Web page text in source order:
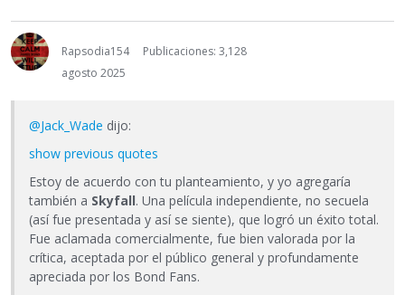
Rapsodia154
Publicaciones: 3,128
agosto 2025
@Jack_Wade dijo:
show previous quotes
Estoy de acuerdo con tu planteamiento, y yo agregaría
también a Skyfall. Una película independiente, no secuela
(así fue presentada y así se siente), que logró un éxito total.
Fue aclamada comercialmente, fue bien valorada por la
crítica, aceptada por el público general y profundamente
apreciada por los Bond Fans.